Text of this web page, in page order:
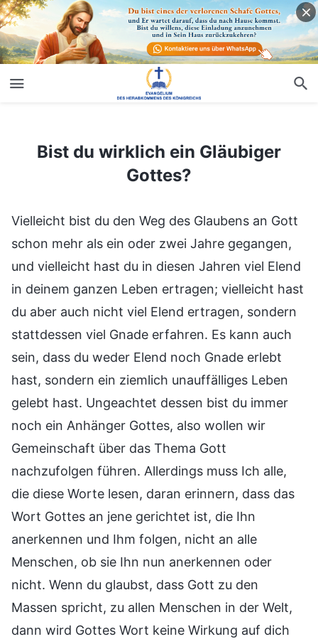
Bist du wirklich ein Gläubiger Gottes?
Bist du wirklich ein Gläubiger
Gottes?
Vielleicht bist du den Weg des Glaubens an Gott
schon mehr als ein oder zwei Jahre gegangen,
und vielleicht hast du in diesen Jahren viel Elend
in deinem ganzen Leben ertragen; vielleicht hast
du aber auch nicht viel Elend ertragen, sondern
stattdessen viel Gnade erfahren. Es kann auch
sein, dass du weder Elend noch Gnade erlebt
hast, sondern ein ziemlich unauffälliges Leben
gelebt hast. Ungeachtet dessen bist du immer
noch ein Anhänger Gottes, also wollen wir
Gemeinschaft über das Thema Gott
nachzufolgen führen. Allerdings muss Ich alle,
die diese Worte lesen, daran erinnern, dass das
Wort Gottes an jene gerichtet ist, die Ihn
anerkennen und Ihm folgen, nicht an alle
Menschen, ob sie Ihn nun anerkennen oder
nicht. Wenn du glaubst, dass Gott zu den
Massen spricht, zu allen Menschen in der Welt,
dann wird Gottes Wort keine Wirkung auf dich